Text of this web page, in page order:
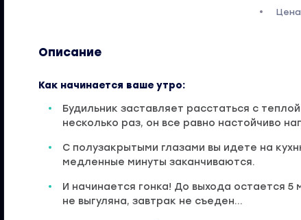
Описание
Как начинается ваше утро:
Будильник заставляет расстаться с
несколько раз, он все равно настойчиво
С полузакрытыми глазами вы идете на
медленные минуты заканчиваются.
И начинается гонка! До выхода остается 5
не выгуляна, завтрак не съеден…